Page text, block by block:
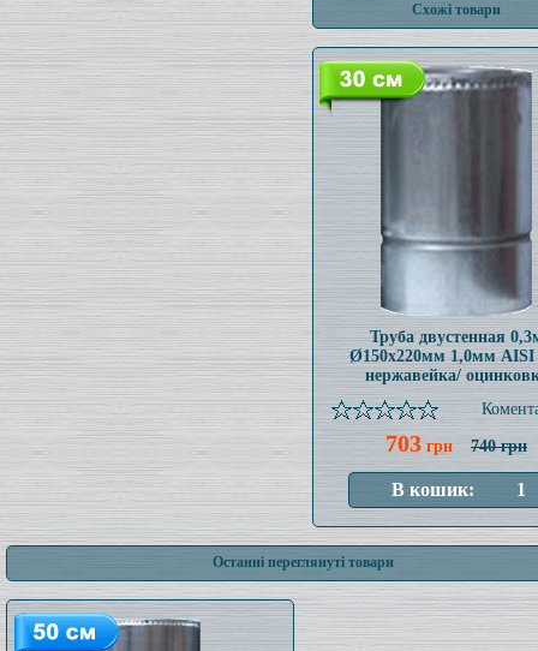
Схожі товари
Труба двустенная
Ø150x220мм 1,0мм AISI
нержавейка/
703 грн 740 грн
Останні переглянуті товари